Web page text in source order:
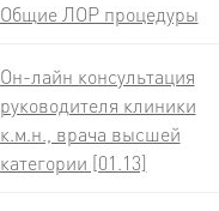
Общие ЛОР процедуры
Он-лайн консультация
руководителя клиники
к.м.н., врача высшей
категории [01.13]